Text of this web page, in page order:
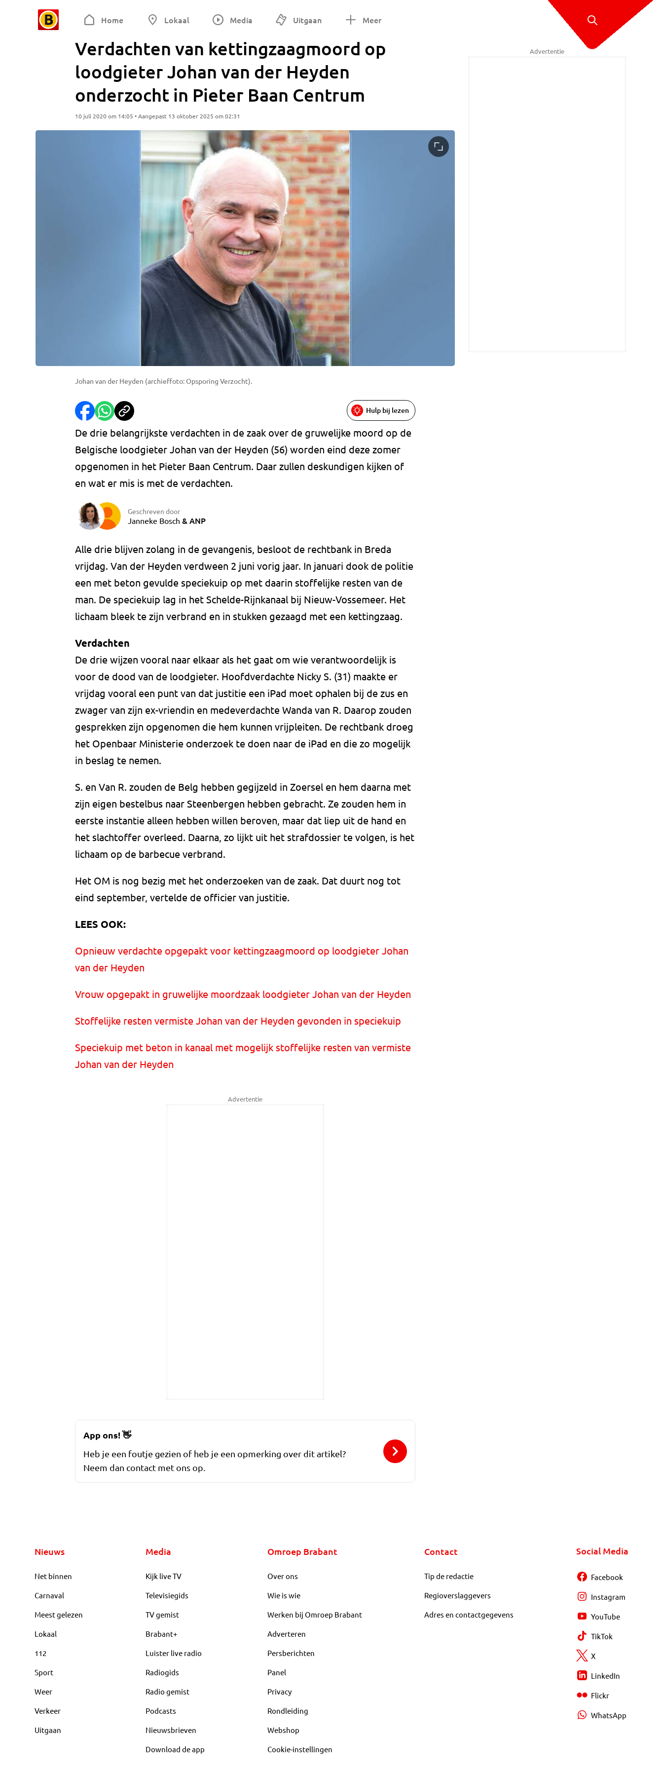
Home Lokaal Media Uitgaan Meer
Verdachten van kettingzaagmoord op
loodgieter Johan van der Heyden
onderzocht in Pieter Baan Centrum
10 juli 2020 om 14:05 • Aangepast 13 oktober 2025 om 02:31
Johan van der Heyden (archieffoto: Opsporing Verzocht).
Hulp bij lezen
De drie belangrijkste verdachten in de zaak over de gruwelijke moord op de
Belgische loodgieter Johan van der Heyden (56) worden eind deze zomer
opgenomen in het Pieter Baan Centrum. Daar zullen deskundigen kijken of
en wat er mis is met de verdachten.
Geschreven door
Janneke Bosch & ANP
Alle drie blijven zolang in de gevangenis, besloot de rechtbank in Breda
vrijdag. Van der Heyden verdween 2 juni vorig jaar. In januari dook de politie
een met beton gevulde speciekuip op met daarin stoffelijke resten van de
man. De speciekuip lag in het Schelde-Rijnkanaal bij Nieuw-Vossemeer. Het
lichaam bleek te zijn verbrand en in stukken gezaagd met een kettingzaag.
Verdachten
De drie wijzen vooral naar elkaar als het gaat om wie verantwoordelijk is
voor de dood van de loodgieter. Hoofdverdachte Nicky S. (31) maakte er
vrijdag vooral een punt van dat justitie een iPad moet ophalen bij de zus en
zwager van zijn ex-vriendin en medeverdachte Wanda van R. Daarop zouden
gesprekken zijn opgenomen die hem kunnen vrijpleiten. De rechtbank droeg
het Openbaar Ministerie onderzoek te doen naar de iPad en die zo mogelijk
in beslag te nemen.
S. en Van R. zouden de Belg hebben gegijzeld in Zoersel en hem daarna met
zijn eigen bestelbus naar Steenbergen hebben gebracht. Ze zouden hem in
eerste instantie alleen hebben willen beroven, maar dat liep uit de hand en
het slachtoffer overleed. Daarna, zo lijkt uit het strafdossier te volgen, is het
lichaam op de barbecue verbrand.
Het OM is nog bezig met het onderzoeken van de zaak. Dat duurt nog tot
eind september, vertelde de officier van justitie.
LEES OOK:
Opnieuw verdachte opgepakt voor kettingzaagmoord op loodgieter Johan
van der Heyden
Vrouw opgepakt in gruwelijke moordzaak loodgieter Johan van der Heyden
Stoffelijke resten vermiste Johan van der Heyden gevonden in speciekuip
Speciekuip met beton in kanaal met mogelijk stoffelijke resten van vermiste
Johan van der Heyden
Advertentie
Advertentie
App ons!👋
Heb je een foutje gezien of heb je een opmerking over dit artikel?
Neem dan contact met ons op.
Nieuws
Net binnen
Carnaval
Meest gelezen
Lokaal
112
Sport
Weer
Verkeer
Uitgaan
Media
Kijk live TV
Televisiegids
TV gemist
Brabant+
Luister live radio
Radiogids
Radio gemist
Podcasts
Nieuwsbrieven
Download de app
Omroep Brabant
Over ons
Wie is wie
Werken bij Omroep Brabant
Adverteren
Persberichten
Panel
Privacy
Rondleiding
Webshop
Cookie-instellingen
Contact
Tip de redactie
Regioverslaggevers
Adres en contactgegevens
Social Media
Facebook
Instagram
YouTube
TikTok
X
LinkedIn
Flickr
WhatsApp